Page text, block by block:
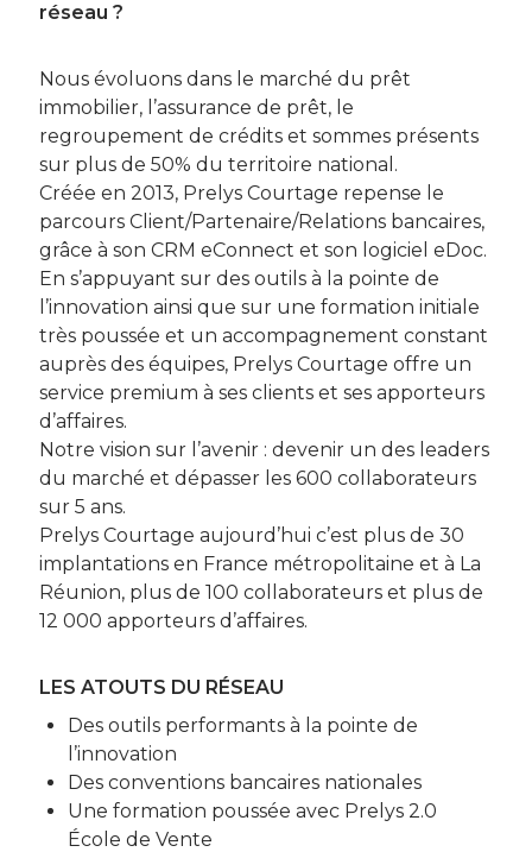
réseau ?
Nous évoluons dans le marché du prêt
immobilier, l’assurance de prêt, le
regroupement de crédits et sommes présents
sur plus de 50% du territoire national.
Créée en 2013, Prelys Courtage repense le
parcours Client/Partenaire/Relations bancaires,
grâce à son CRM eConnect et son logiciel eDoc.
En s’appuyant sur des outils à la pointe de
l’innovation ainsi que sur une formation initiale
très poussée et un accompagnement constant
auprès des équipes, Prelys Courtage offre un
service premium à ses clients et ses apporteurs
d’affaires.
Notre vision sur l’avenir : devenir un des leaders
du marché et dépasser les 600 collaborateurs
sur 5 ans.
Prelys Courtage aujourd’hui c’est plus de 30
implantations en France métropolitaine et à La
Réunion, plus de 100 collaborateurs et plus de
12 000 apporteurs d’affaires.
LES ATOUTS DU RÉSEAU
Des outils performants à la pointe de
l’innovation
Des conventions bancaires nationales
Une formation poussée avec Prelys 2.0
École de Vente